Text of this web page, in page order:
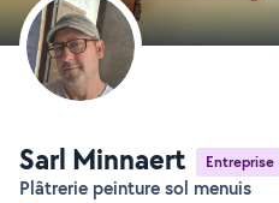
Sarl Minnaert Entreprise
Plâtrerie peinture sol menuis